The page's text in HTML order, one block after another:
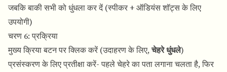
जबकि बाकी सभी को धुंधला कर दें (स्पीकर + ऑडियंस शॉट्स के लिए
उपयोगी)
चरण 6: प्रक्रिया
मुख्य क्रिया बटन पर क्लिक करें (उदाहरण के लिए,चेहरे धुंधले)
प्रसंस्करण के लिए प्रतीक्षा करें- पहले चेहरे का पता लगाना चलता है, फिर